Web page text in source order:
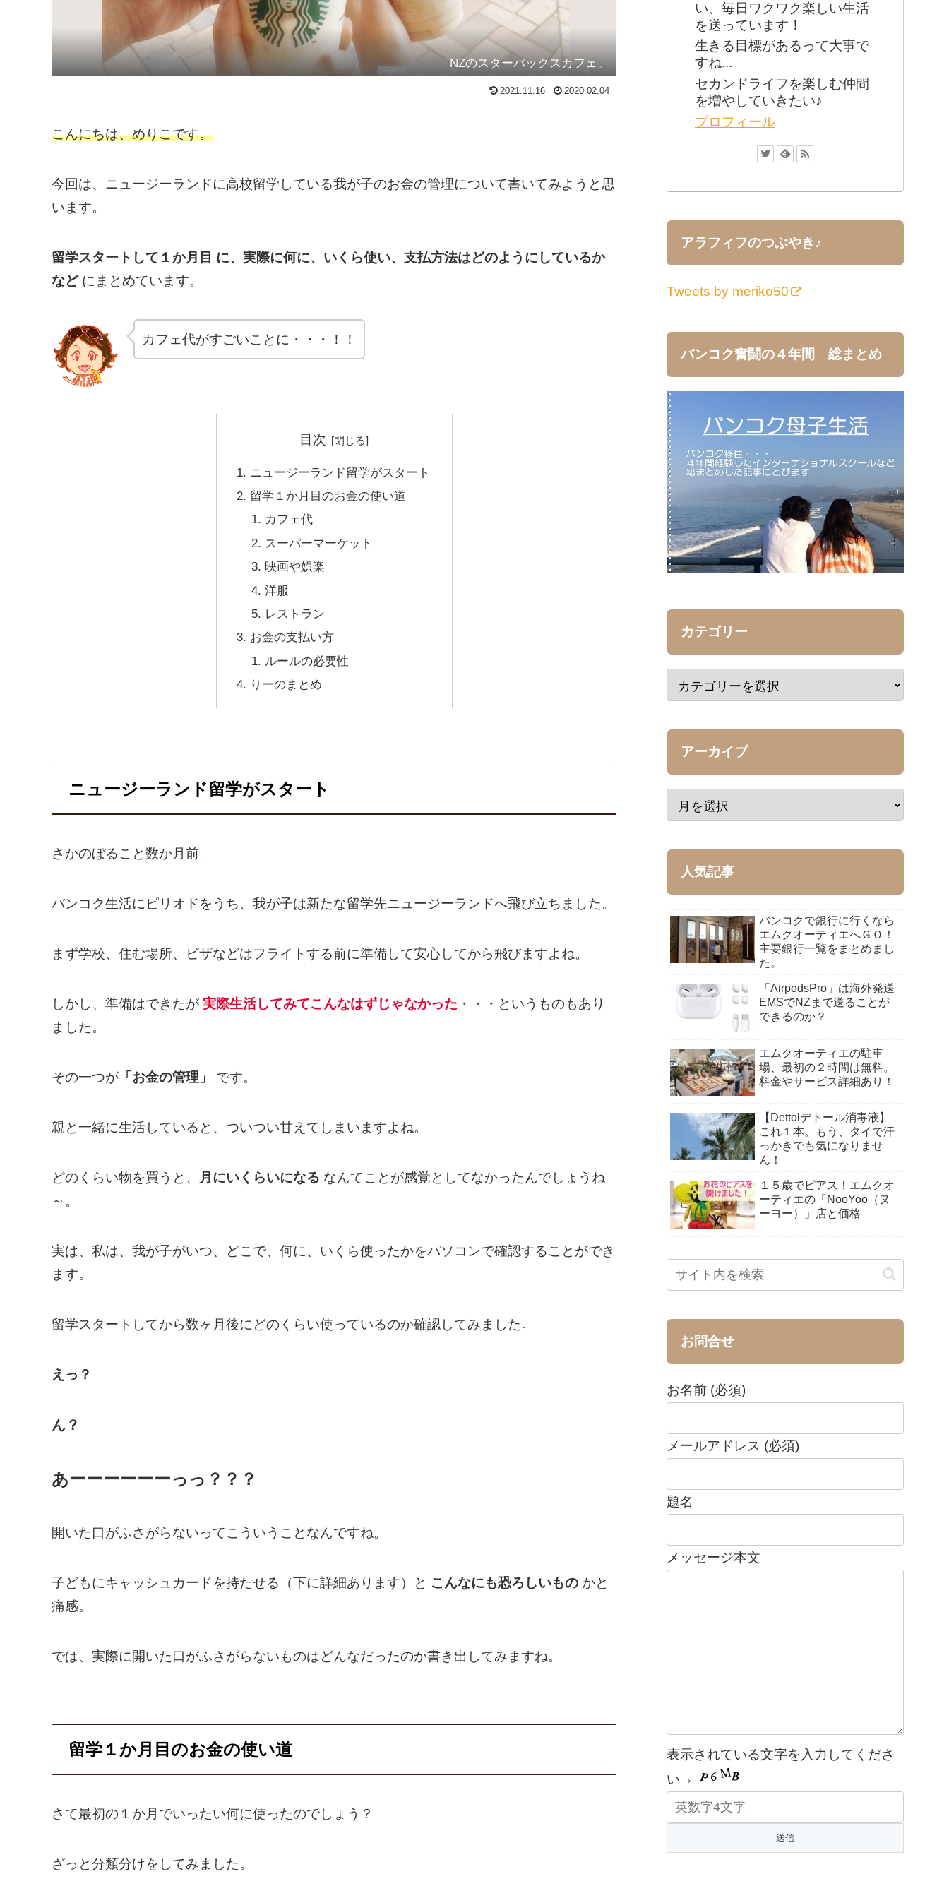
NZのスターバックスカフェ。
2021.11.16 2020.02.04
こんにちは、めりこです。
今回は、ニュージーランドに高校留学している我が子のお金の管理について書いてみようと思
います。
留学スタートして１か月目 に、実際に何に、いくら使い、支払方法はどのようにしているか
など にまとめています。
カフェ代がすごいことに・・・！！
目次
ニュージーランド留学がスタート
留学１か月目のお金の使い道
カフェ代
スーパーマーケット
映画や娯楽
洋服
レストラン
お金の支払い方
ルールの必要性
りーのまとめ
ニュージーランド留学がスタート
さかのぼること数か月前。
バンコク生活にピリオドをうち、我が子は新たな留学先ニュージーランドへ飛び立ちました。
まず学校、住む場所、ビザなどはフライトする前に準備して安心してから飛びますよね。
しかし、準備はできたが 実際生活してみてこんなはずじゃなかった ・・・というものもあり
ました。
その一つが 「お金の管理」 です。
親と一緒に生活していると、ついつい甘えてしまいますよね。
どのくらい物を買うと、 月にいくらいになる なんてことが感覚としてなかったんでしょうね
～。
実は、私は、我が子がいつ、どこで、何に、いくら使ったかをパソコンで確認することができ
ます。
留学スタートしてから数ヶ月後にどのくらい使っているのか確認してみました。
えっ？
ん？
あーーーーーーっっ？？？
開いた口がふさがらないってこういうことなんですね。
子どもにキャッシュカードを持たせる（下に詳細あります）と こんなにも恐ろしいもの かと
痛感。
では、実際に開いた口がふさがらないものはどんなだったのか書き出してみますね。
留学１か月目のお金の使い道
さて最初の１か月でいったい何に使ったのでしょう？
ざっと分類分けをしてみました。
い、毎日ワクワク楽しい生活
を送っています！
生きる目標があるって大事で
すね...
セカンドライフを楽しむ仲間
を増やしていきたい♪
プロフィール
アラフィフのつぶやき♪
Tweets by meriko50
バンコク奮闘の４年間 総まとめ
カテゴリー
アーカイブ
人気記事
バンコクで銀行に行くなら
エムクオーティエへＧＯ！
主要銀行一覧をまとめまし
た。
「AirpodsPro」は海外発送
EMSでNZまで送ることが
できるのか？
エムクオーティエの駐車
場、最初の２時間は無料。
料金やサービス詳細あり！
【Dettolデトール消毒液】
これ１本。もう、タイで汗
っかきでも気になりませ
ん！
１５歳でピアス！エムクオ
ーティエの「NooYoo（ヌ
ーヨー）」店と価格
お問合せ
お名前 (必須)
メールアドレス (必須)
題名
メッセージ本文
表示されている文字を入力してくださ
い→